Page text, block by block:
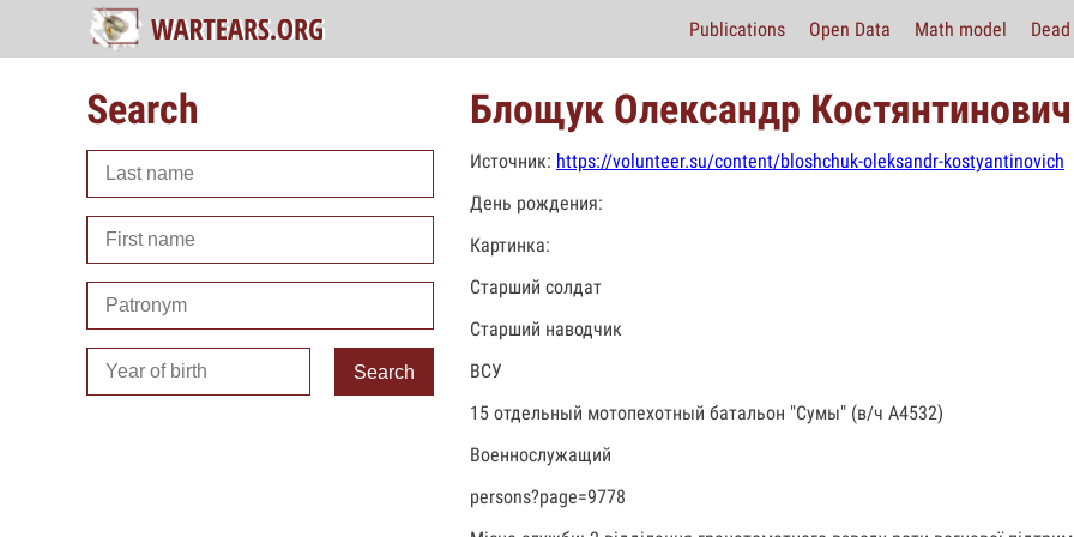
Publications Open Data Math model
Search
Search
Блощук Олександр Костянтинович
Источник: https://volunteer.su/content/bloshchuk-oleksandr-kostyantinovich
День рождения:
Картинка:
Старший солдат
Старший наводчик
ВСУ
15 отдельный мотопехотный батальон "Сумы" (в/ч А4532)
Военнослужащий
persons?page=9778